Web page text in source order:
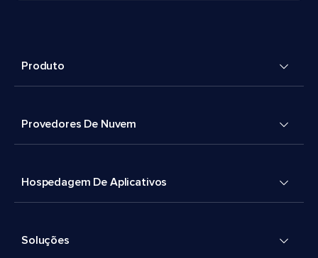
Produto
Provedores De Nuvem
Hospedagem De Aplicativos
Soluções